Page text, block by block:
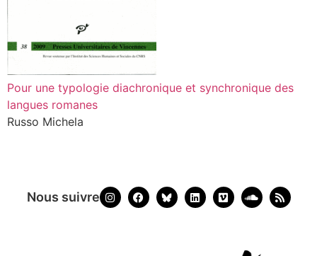
Pour une typologie diachronique et synchronique des
langues romanes
Russo Michela
Nous suivre